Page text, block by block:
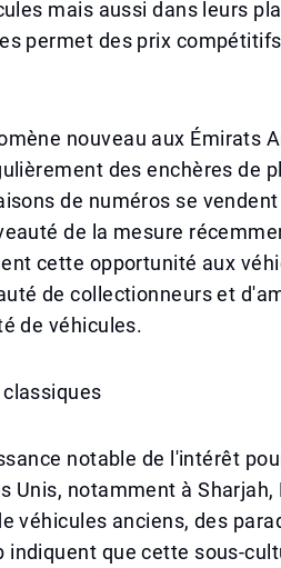
mais aussi dans leurs
permet des prix
nouveau aux Émirats
des enchères de
de numéros se
de la mesure
cette opportunité aux
de collectionneurs et
de véhicules.
notable de l'intérêt
Unis, notamment à Sharjah,
véhicules anciens, des
que cette sous-